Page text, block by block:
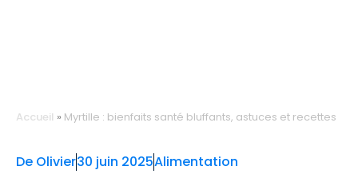
Accueil » Myrtille : bienfaits santé bluffants, astuces et recettes
De Olivier30 juin 2025Alimentation